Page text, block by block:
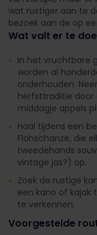
wat rustiger aan te
bezoek aan de op
Wat valt er te
In het vruchtbare
worden al
onderhouden.
herfsttraditie door
middagje appels
Haal tijdens een
Flohschanze, die
tweedehands
vintage jas?) op.
Zoek de rustige
een kano of kajak
te verkennen.
Voorgestelde